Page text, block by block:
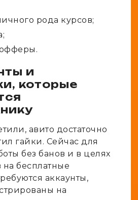
рода курсов;
и
которые
авито достаточно
гайки. Сейчас для
без банов и в целях
бесплатные
аккаунты,
на